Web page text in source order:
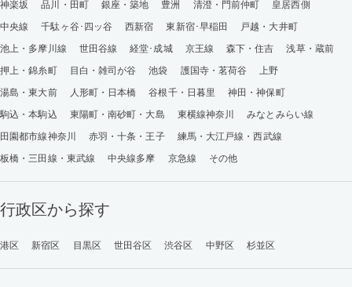
神楽坂
品川・田町 銀座・築地 豊洲 清澄・門前仲町
皇居西側
中央線
千駄ヶ谷･四ッ谷 西新宿 東新宿･早稲田
戸越・大井町
池上・多摩川線
世田谷線 経堂･成城 京王線 森下・住吉
浅草・蔵前
押上・錦糸町
目白・雑司が谷 池袋 護国寺・茗荷谷
上野
湯島・東大前
人形町・日本橋 谷根千・日暮里
神田・神保町
駒込・本駒込
東陽町・南砂町・大島 東横線神奈川
みなとみらい線
田園都市線神奈川
赤羽・十条・王子
練馬・大江戸線・西武線
板橋・三田線・東武線
中央線多摩 京急線 その他
行政区から探す
港区 新宿区 目黒区 世田谷区 渋谷区 中野区 杉並区